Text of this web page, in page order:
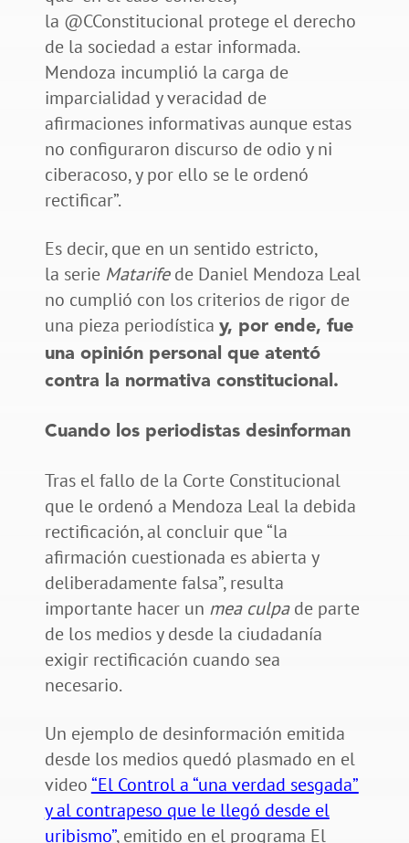
la @CConstitucional protege el derecho
de la sociedad a estar informada.
Mendoza incumplió la carga de
imparcialidad y veracidad de
afirmaciones informativas aunque estas
no configuraron discurso de odio y ni
ciberacoso, y por ello se le ordenó
rectificar”.
Es decir, que en un sentido estricto,
la serie Matarifede Daniel Mendoza Leal
no cumplió con los criterios de rigor de
una pieza periodística y, por ende, fue
una opinión personal que atentó
contra la normativa constitucional.
Cuando los periodistas desinforman
Tras el fallo de la Corte Constitucional
que le ordenó a Mendoza Leal la debida
rectificación, al concluir que “la
afirmación cuestionada es abierta y
deliberadamente falsa”, resulta
importante hacer un mea culpade parte
de los medios y desde la ciudadanía
exigir rectificación cuando sea
necesario.
Un ejemplo de desinformación emitida
desde los medios quedó plasmado en el
video“El Control a “una verdad sesgada”
y al contrapeso que le llegó desde el
uribismo”, emitido en el programa El